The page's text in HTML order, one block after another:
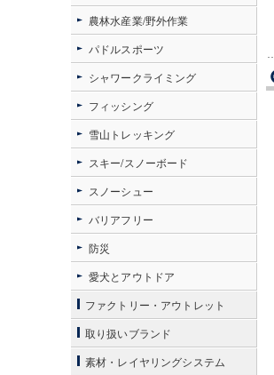
農林水産業/野外作業
パドルスポーツ
シャワークライミング
フィッシング
雪山トレッキング
スキー/スノーボード
スノーシュー
バリアフリー
防災
愛犬とアウトドア
ファクトリー・アウトレット
取り扱いブランド
素材・レイヤリングシステム